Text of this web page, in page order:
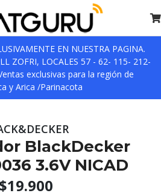
EN NUESTRA PAGINA.
ZOFRI, LOCALES 57 - 62- 115- 212-
exclusivas para la región de
y Arica /Parinacota
BlackDecker
3.6V NICAD
$19.900